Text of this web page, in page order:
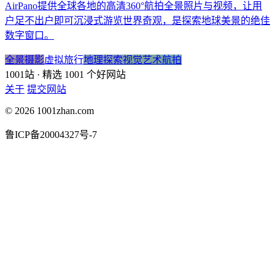
AirPano提供全球各地的高清360°航拍全景照片与视频，让用
户足不出户即可沉浸式游览世界奇观，是探索地球美景的绝佳
数字窗口。
全景摄影虚拟旅行地理探索视觉艺术航拍
1001站 · 精选 1001 个好网站
关于 提交网站
© 2026 1001zhan.com
鲁ICP备20004327号-7